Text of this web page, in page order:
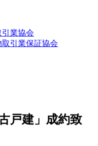
戸建」成約致